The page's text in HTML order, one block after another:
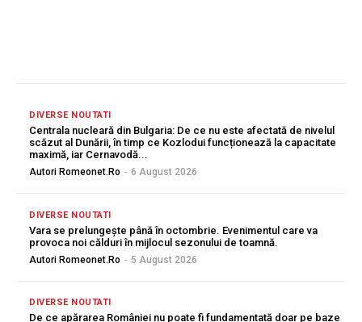
DIVERSE NOUTATI
Centrala nucleară din Bulgaria: De ce nu este afectată de nivelul
scăzut al Dunării, în timp ce Kozlodui funcționează la capacitate
maximă, iar Cernavodă...
Autori Romeonet.ro - 6 August 2026
DIVERSE NOUTATI
Vara se prelungește până în octombrie. Evenimentul care va
provoca noi călduri în mijlocul sezonului de toamnă.
Autori Romeonet.ro - 5 August 2026
DIVERSE NOUTATI
De ce apărarea României nu poate fi fundamentată doar pe baze